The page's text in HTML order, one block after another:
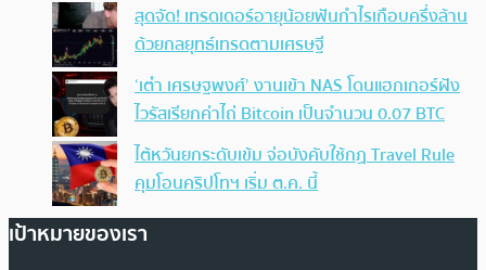
สุดจัด! เทรดเดอร์อายุน้อยฟันกำไรเกือบครึ่งล้าน
ด้วยกลยุทธ์เทรดตามเศรษฐี
‘เต๋า เศรษฐพงศ์’ งานเข้า NAS โดนแฮกเกอร์ฝัง
ไวรัสเรียกค่าไถ่ Bitcoin เป็นจำนวน 0.07 BTC
ไต้หวันยกระดับเข้ม จ่อบังคับใช้กฏ Travel Rule
คุมโอนคริปโทฯ เริ่ม ต.ค. นี้
เป้าหมายของเรา